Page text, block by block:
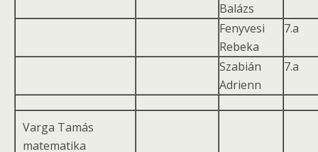
Balázs
Fenyvesi
Rebeka
7.a
Szabián
Adrienn
7.a
Varga Tamás
matematika